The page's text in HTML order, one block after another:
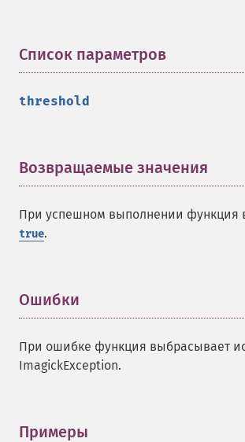
Список параметров
threshold
Возвращаемые значения
При успешном выполнении функция
true.
Ошибки
При ошибке функция выбрасывает
ImagickException.
Примеры
getColorspace
getCopyright
getFormat
getImage
getImageAlphaChannel
getImageBlob
getImageChannelDepth
getImageChannelDistortion
getImageChannelMean